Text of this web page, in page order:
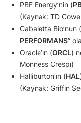
PBF Energy’nin (
(Kaynak: TD
Cabaletta Bio’nun (
PERFORMANS”
Oracle’ın (ORCL)
Monness Crespi)
Halliburton’ın (HAL
(Kaynak: Griffin